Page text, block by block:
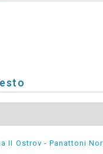
II Ostrov - Panattoni